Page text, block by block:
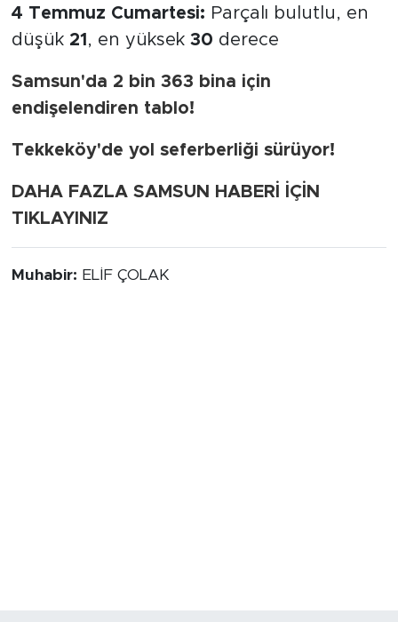
4 Temmuz Cumartesi: Parçalı bulutlu, en
düşük 21 , en yüksek 30 derece
Samsun'da 2 bin 363 bina için
endişelendiren tablo!
Tekkeköy'de yol seferberliği sürüyor!
DAHA FAZLA SAMSUN HABERİ İÇİN
TIKLAYINIZ
Muhabir: ELİF ÇOLAK